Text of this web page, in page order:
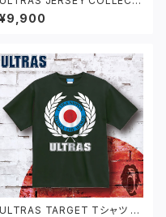
ON 2025
¥9,900
ULTRAS TARGET Tシャツ ブ